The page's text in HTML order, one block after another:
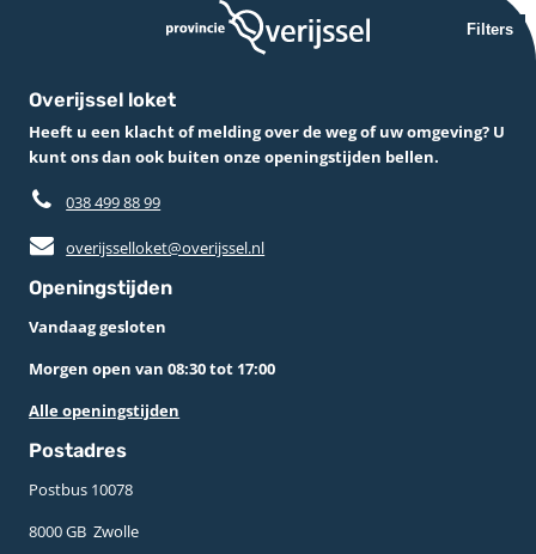
Filters
Overijssel loket
Heeft u een klacht of melding over de weg of uw omgeving? U
kunt ons dan ook buiten onze openingstijden bellen.
038 499 88 99
overijsselloket@overijssel.nl
Openingstijden
Vandaag gesloten
Morgen open van 08:30 tot 17:00
Alle openingstijden
Postadres
Postbus 10078 ­
8000 GB ­ Zwolle